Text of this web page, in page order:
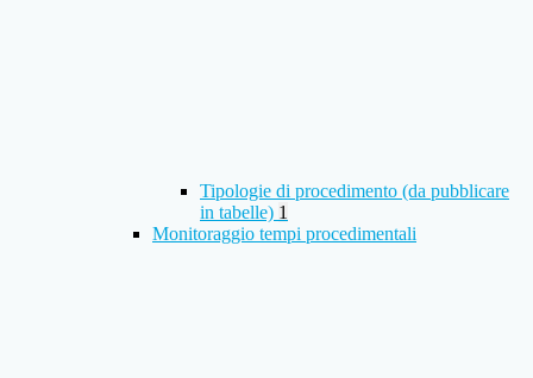
Tipologie di procedimento (da pubblicare
in tabelle) 1
Monitoraggio tempi procedimentali